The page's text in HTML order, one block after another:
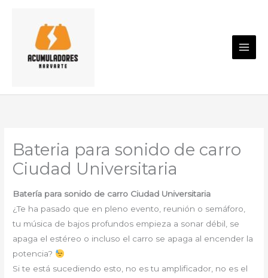
contenido
Bateria para sonido de carro
Ciudad Universitaria
Batería para sonido de carro Ciudad Universitaria
¿Te ha pasado que en pleno evento, reunión o semáforo,
tu música de bajos profundos empieza a sonar débil, se
apaga el estéreo o incluso el carro se apaga al encender la
potencia?
Si te está sucediendo esto, no es tu amplificador, no es el